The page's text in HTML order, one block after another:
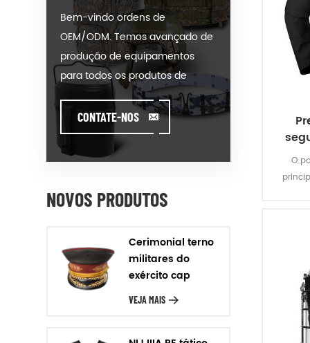
O
Bem-vindo ordens de
OEM/ODM. Temos avançado de
produção de equipamentos
para todos os produtos de
nossas categorias. Poderíamos
colocar seu anuncio em nosso
hot-modelo de venda ou ajudar
você a produzir ordens quando
ajudamos nossos clientes a criar
e desenvolver seus produtos
Criatividade & Inovador pé. Nós
fabricamos os produtos de
nosso cliente, com Garantia de
Qualidade, Entrega Rigor &
CONTATE-NOS
NOVOS PRODUTOS
Cerimonial terno
militares do
exército cap
VEJA MAIS